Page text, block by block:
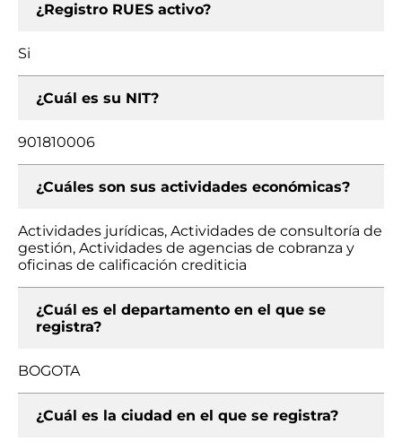
¿Registro RUES activo?
Si
¿Cuál es su NIT?
901810006
¿Cuáles son sus actividades económicas?
Actividades jurídicas, Actividades de consultoría de
gestión, Actividades de agencias de cobranza y
oficinas de calificación crediticia
¿Cuál es el departamento en el que se
registra?
BOGOTA
¿Cuál es la ciudad en el que se registra?